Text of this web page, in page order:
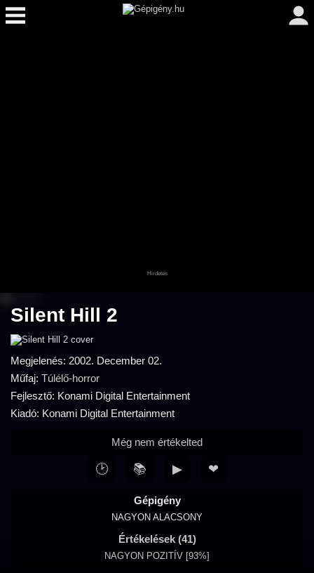
Silent Hill 2
Megjelenés: 2002. December 02.
Műfaj: Túlélő-horror
Fejlesztő: Konami Digital Entertainment
Kiadó: Konami Digital Entertainment
Gépigény
NAGYON ALACSONY
Értékelések (41)
NAGYON POZITÍV [93%]
Még nem értékelted
🕑 📚 ▶ ❤